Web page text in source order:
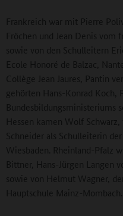
Frankreich war mit Pierre
Fröchen und Jean Denis vom
sowie von den Schulleitern
Ecole Honoré de Balzac,
Collège Jean Jaures, Pantin
gehörten Hans-Konrad Koch,
Bundesbildungsministeriums
Hessen kamen Wolf
Schneider als Schulleiterin
Wiesbaden. Rheinland-Pfalz
Bittner, Hans-Jürgen Langen
sowie von Helmut Wagner,
Hauptschule Mainz-Mombach.